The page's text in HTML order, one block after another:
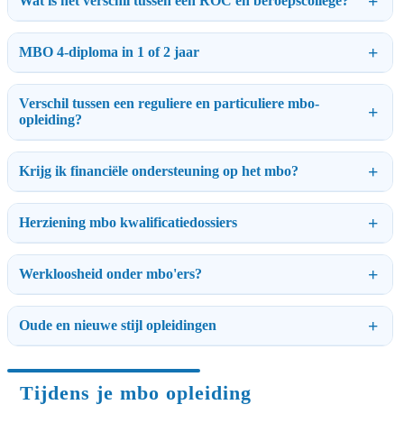
MBO 4-diploma in 1 of 2 jaar
Verschil tussen een reguliere en particuliere mbo-
opleiding?
Krijg ik financiële ondersteuning op het mbo?
Herziening mbo kwalificatiedossiers
Werkloosheid onder mbo'ers?
Oude en nieuwe stijl opleidingen
Tijdens je mbo opleiding